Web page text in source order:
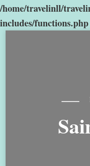
/home/travelinll/
includes/functions.php